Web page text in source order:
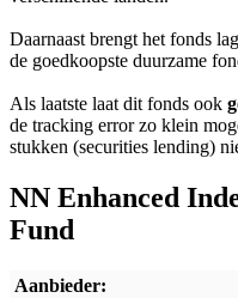
Daarnaast brengt het fonds
de goedkoopste duurzame
Als laatste laat dit fonds ook
de tracking error zo klein
stukken (securities lending)
NN Enhanced
Fund
Aanbieder: